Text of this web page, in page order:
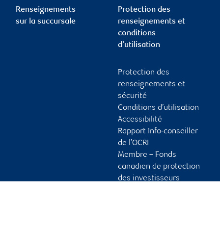
Renseignements
sur la succursale
Protection des
renseignements et
conditions
d’utilisation
Protection des
renseignements et
sécurité
Conditions d’utilisation
Accessibilité
Rapport Info-conseiller
de l’OCRI
Membre – Fonds
canadien de protection
des investisseurs